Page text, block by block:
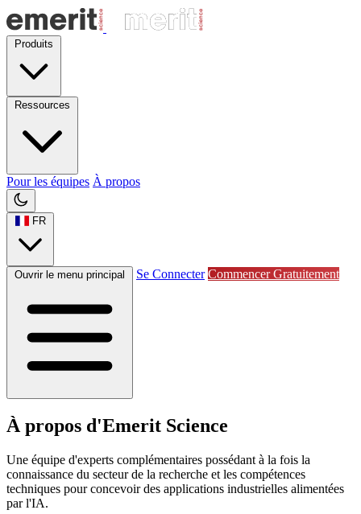
Produits
Ressources
Pour les équipes À propos
FR
Ouvrir le menu principal Se Connecter Commencer Gratuitement
À propos d'Emerit Science
Une équipe d'experts complémentaires possédant à la fois la
connaissance du secteur de la recherche et les compétences
techniques pour concevoir des applications industrielles alimentées
par l'IA.